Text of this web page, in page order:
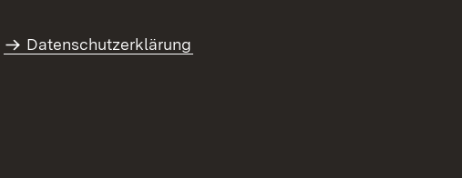
Datenschutzerklärung